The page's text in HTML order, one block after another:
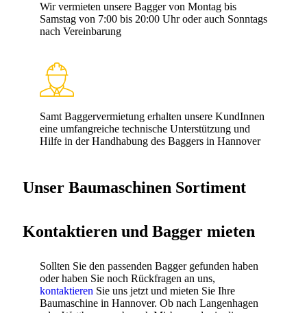
Wir vermieten unsere Bagger von Montag bis
Samstag von 7:00 bis 20:00 Uhr oder auch Sonntags
nach Vereinbarung
Samt Baggervermietung erhalten unsere KundInnen
eine umfangreiche technische Unterstützung und
Hilfe in der Handhabung des Baggers in Hannover
Unser Baumaschinen Sortiment
Kontaktieren und Bagger mieten
Sollten Sie den passenden Bagger gefunden haben
oder haben Sie noch Rückfragen an uns,
kontaktieren Sie uns jetzt und mieten Sie Ihre
Baumaschine in Hannover. Ob nach Langenhagen